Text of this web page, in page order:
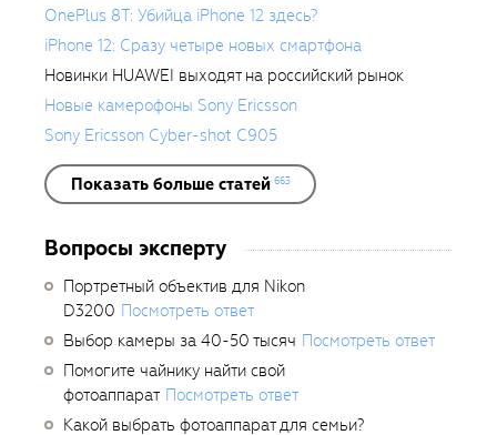
OnePlus 8T: Убийца iPhone 12 здесь?
iPhone 12: Сразу четыре новых смартфона
Новинки HUAWEI выходят на российский рынок
Новые камерофоны Sony Ericsson
Sony Ericsson Cyber-shot C905
Показать больше статей 663
Вопросы эксперту
Портретный объектив для Nikon
D3200 Посмотреть ответ
Выбор камеры за 40-50 тысяч Посмотреть ответ
Помогите чайнику найти свой
фотоаппарат Посмотреть ответ
Какой выбрать фотоаппарат для семьи?